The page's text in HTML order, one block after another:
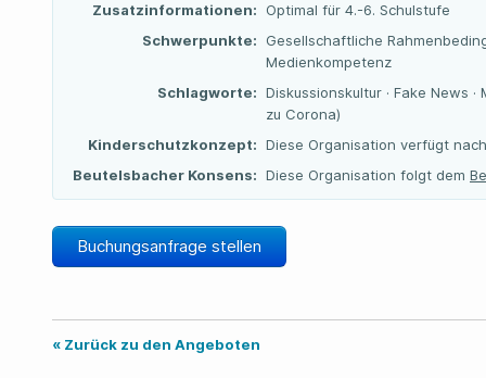
Zusatzinformationen:
Optimal für 4.-6. Schulstufe
Schwerpunkte:
Gesellschaftliche
Medienkompetenz
Schlagworte: Diskussionskultur · Fake News
zu Corona)
Kinderschutzkonzept: Diese Organisation verfügt
Beutelsbacher Konsens: Diese Organisation folgt dem
Buchungsanfrage stellen
« Zurück zu den Angeboten